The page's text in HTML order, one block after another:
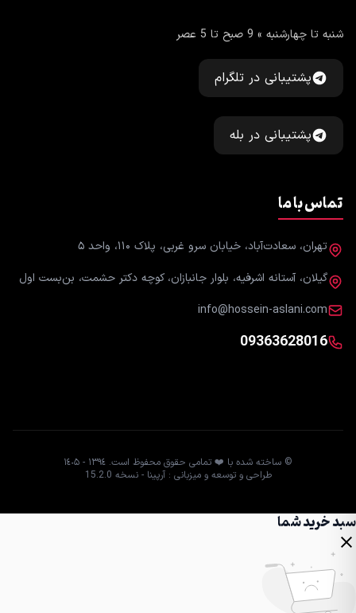
شنبه تا چهارشنبه » 9 صبح تا 5 عصر
پشتیبانی در تلگرام
پشتیبانی در بله
تماس با ما
تهران، سعادت‌آباد، خیابان سرو غربی، پلاک ۱۱۰، واحد ۵
گیلان، آستانه اشرفیه، بلوار جانبازان، کوچه دکتر حشمت، بن‌بست اول
info@hossein-aslani.com
09363628016
© ساخته شده با ❤️ تمامی حقوق محفوظ است. ١٣٩٤ - ١٤٠۵
طراحی و توسعه و میزبانی : آرپینا - نسخه 15.2.0
سبد خرید شما